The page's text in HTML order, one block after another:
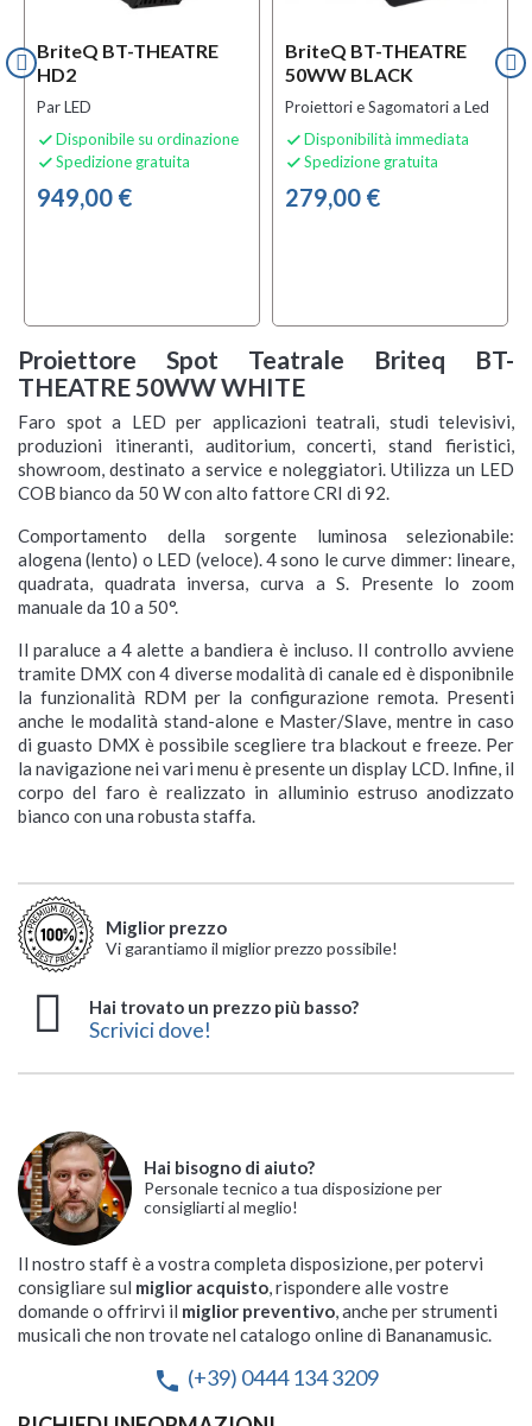
BriteQ BT-THEATRE
HD2
Par LED
 Disponibile su ordinazione
 Spedizione gratuita
949,00 €
BriteQ BT-THEATRE
50WW BLACK
Proiettori e Sagomatori a Led
 Disponibilità immediata
 Spedizione gratuita
279,00 €
Proiettore Spot Teatrale Briteq BT-
THEATRE 50WW WHITE
Faro spot a LED per applicazioni teatrali, studi televisivi,
produzioni itineranti, auditorium, concerti, stand fieristici,
showroom, destinato a service e noleggiatori. Utilizza un LED
COB bianco da 50 W con alto fattore CRI di 92.
Comportamento della sorgente luminosa selezionabile:
alogena (lento) o LED (veloce). 4 sono le curve dimmer: lineare,
quadrata, quadrata inversa, curva a S. Presente lo zoom
manuale da 10 a 50°.
Il paraluce a 4 alette a bandiera è incluso. Il controllo avviene
tramite DMX con 4 diverse modalità di canale ed è disponibnile
la funzionalità RDM per la configurazione remota. Presenti
anche le modalità stand-alone e Master/Slave, mentre in caso
di guasto DMX è possibile scegliere tra blackout e freeze. Per
la navigazione nei vari menu è presente un display LCD. Infine, il
corpo del faro è realizzato in alluminio estruso anodizzato
bianco con una robusta staffa.
Miglior prezzo
Vi garantiamo il miglior prezzo possibile!
Hai trovato un prezzo più basso?
Scrivici dove!
Hai bisogno di aiuto?
Personale tecnico a tua disposizione per
consigliarti al meglio!
Il nostro staff è a vostra completa disposizione, per potervi
consigliare sul miglior acquisto, rispondere alle vostre
domande o offrirvi il miglior preventivo, anche per strumenti
musicali che non trovate nel catalogo online di Bananamusic.
phone (+39) 0444 134 3209